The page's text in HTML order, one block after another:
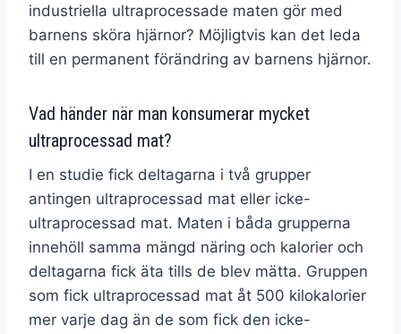
industriella ultraprocessade maten gör med
barnens sköra hjärnor? Möjligtvis kan det leda
till en permanent förändring av barnens hjärnor.
Vad händer när man konsumerar mycket
ultraprocessad mat?
I en studie fick deltagarna i två grupper
antingen ultraprocessad mat eller icke-
ultraprocessad mat. Maten i båda grupperna
innehöll samma mängd näring och kalorier och
deltagarna fick äta tills de blev mätta. Gruppen
som fick ultraprocessad mat åt 500 kilokalorier
mer varje dag än de som fick den icke-